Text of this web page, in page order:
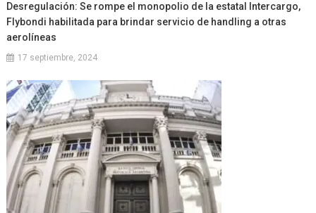
Desregulación: Se rompe el monopolio de la estatal Intercargo,
Flybondi habilitada para brindar servicio de handling a otras
aerolíneas
17 septiembre, 2024